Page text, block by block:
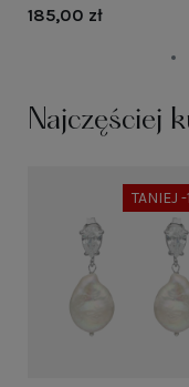
srebro pozłacane
185,00 zł
Najczęściej
TANIEJ -